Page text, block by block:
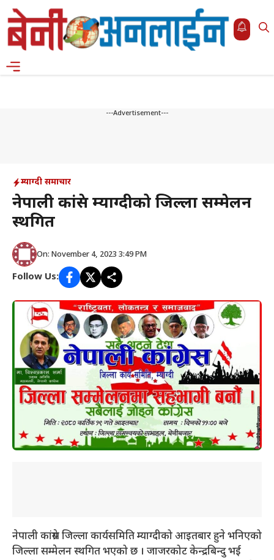
Skip
to
content
---Advertisement---
म्याग्दी समाचार
नेपाली कांग्रेस म्याग्दीको जिल्ला सम्मेलन
स्थगित
On: November 4, 2023 3:49 PM
Follow Us:
नेपाली कांग्रेस जिल्ला कार्यसमिति म्याग्दीको आइतबार हुने भनिएको
जिल्ला सम्मेलन स्थगित भएको छ । जाजरकोट केन्द्रबिन्दु भई